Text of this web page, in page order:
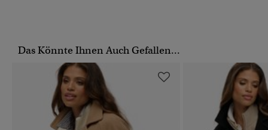
Das Könnte Ihnen Auch Gefallen...